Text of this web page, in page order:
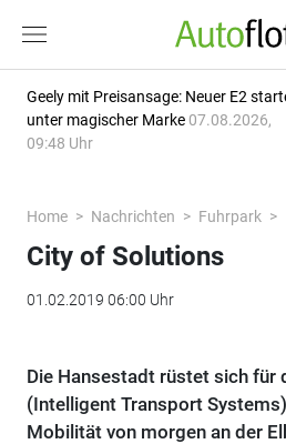
Geely mit Preisansage: Neuer E2
unter magischer Marke 07.08.2026,
09:48 Uhr
Home Nachrichten Fuhrpark
City of Solutions
01.02.2019 06:00 Uhr
Die Hansestadt rüstet sich für
(Intelligent Transport
Mobilität von morgen an der